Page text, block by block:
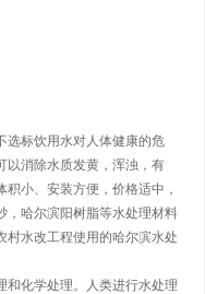
选标饮用水对人体健康的危
以消除水质发黄，浑浊，有
小、安装方便，价格适中，
，哈尔滨阳树脂等水处理材料
村水改工程使用的哈尔滨水处
和化学处理。人类进行水处理